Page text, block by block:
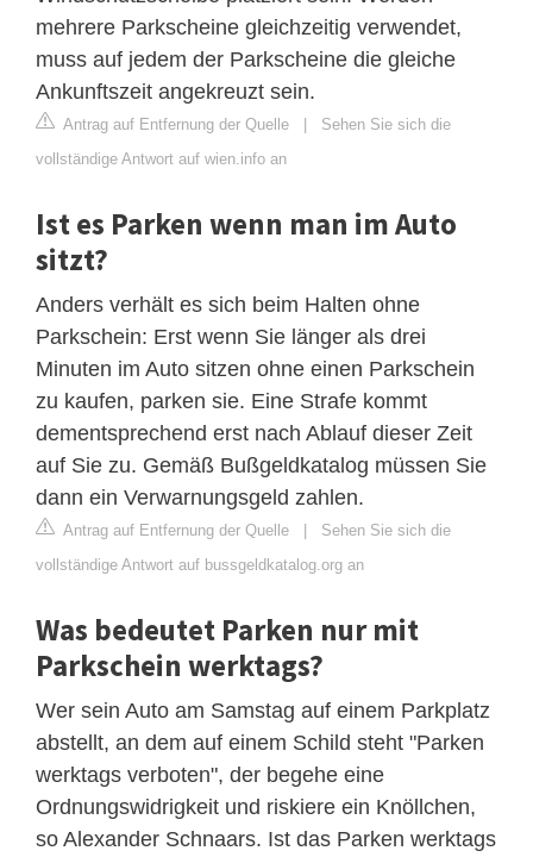
mehrere Parkscheine gleichzeitig verwendet,
muss auf jedem der Parkscheine die gleiche
Ankunftszeit angekreuzt sein.
Antrag auf Entfernung der Quelle | Sehen Sie sich die
vollständige Antwort auf wien.info an
Ist es Parken wenn man im Auto
sitzt?
Anders verhält es sich beim Halten ohne
Parkschein: Erst wenn Sie länger als drei
Minuten im Auto sitzen ohne einen Parkschein
zu kaufen, parken sie. Eine Strafe kommt
dementsprechend erst nach Ablauf dieser Zeit
auf Sie zu. Gemäß Bußgeldkatalog müssen Sie
dann ein Verwarnungsgeld zahlen.
Antrag auf Entfernung der Quelle | Sehen Sie sich die
vollständige Antwort auf bussgeldkatalog.org an
Was bedeutet Parken nur mit
Parkschein werktags?
Wer sein Auto am Samstag auf einem Parkplatz
abstellt, an dem auf einem Schild steht "Parken
werktags verboten", der begehe eine
Ordnungswidrigkeit und riskiere ein Knöllchen,
so Alexander Schnaars. Ist das Parken werktags